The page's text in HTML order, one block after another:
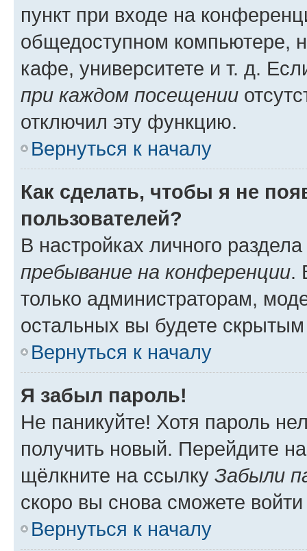
пункт при входе на
общедоступном компьютере,
кафе, университете и т. д.
при каждом посещении
отключил эту функцию.
Вернуться к началу
Как сделать, чтобы я не
пользователей?
В настройках личного
пребывание на конференции.
только администраторам,
остальных вы будете
Вернуться к началу
Я забыл пароль!
Не паникуйте! Хотя пароль
получить новый. Перейдите
щёлкните на ссылку Забыли
скоро вы снова сможете
Вернуться к началу